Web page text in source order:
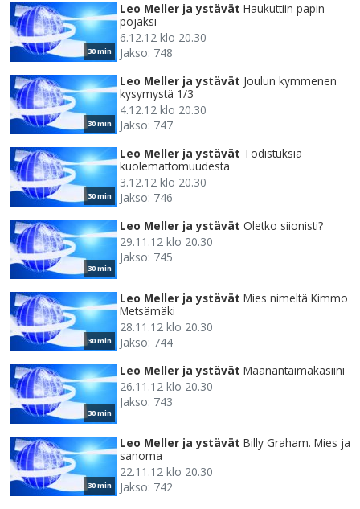
30 min
Leo Meller ja ystävät Haukuttiin papin
pojaksi
6.12.12 klo 20.30
Jakso: 748
30 min
Leo Meller ja ystävät Joulun kymmenen
kysymystä 1/3
4.12.12 klo 20.30
Jakso: 747
30 min
Leo Meller ja ystävät Todistuksia
kuolemattomuudesta
3.12.12 klo 20.30
Jakso: 746
30 min
Leo Meller ja ystävät Oletko siionisti?
29.11.12 klo 20.30
Jakso: 745
30 min
Leo Meller ja ystävät Mies nimeltä Kimmo
Metsämäki
28.11.12 klo 20.30
Jakso: 744
30 min
Leo Meller ja ystävät Maanantaimakasiini
26.11.12 klo 20.30
Jakso: 743
30 min
Leo Meller ja ystävät Billy Graham. Mies ja
sanoma
22.11.12 klo 20.30
Jakso: 742